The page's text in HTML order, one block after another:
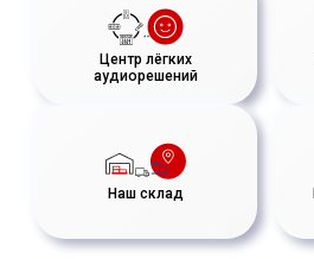
Центр лёгких
аудиорешений
Наш склад